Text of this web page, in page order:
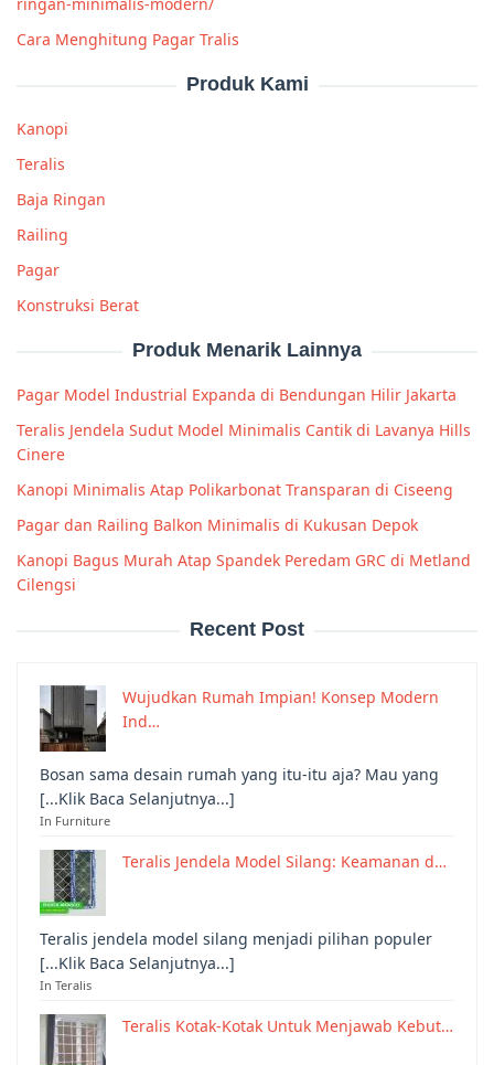
ringan-minimalis-modern/
Cara Menghitung Pagar Tralis
Produk Kami
Kanopi
Teralis
Baja Ringan
Railing
Pagar
Konstruksi Berat
Produk Menarik Lainnya
Pagar Model Industrial Expanda di Bendungan Hilir Jakarta
Teralis Jendela Sudut Model Minimalis Cantik di Lavanya Hills
Cinere
Kanopi Minimalis Atap Polikarbonat Transparan di Ciseeng
Pagar dan Railing Balkon Minimalis di Kukusan Depok
Kanopi Bagus Murah Atap Spandek Peredam GRC di Metland
Cilengsi
Recent Post
Wujudkan Rumah Impian! Konsep Modern
Ind…
Bosan sama desain rumah yang itu-itu aja? Mau yang
[...Klik Baca Selanjutnya...]
In Furniture
Teralis Jendela Model Silang: Keamanan d…
Teralis jendela model silang menjadi pilihan populer
[...Klik Baca Selanjutnya...]
In Teralis
Teralis Kotak-Kotak Untuk Menjawab Kebut…